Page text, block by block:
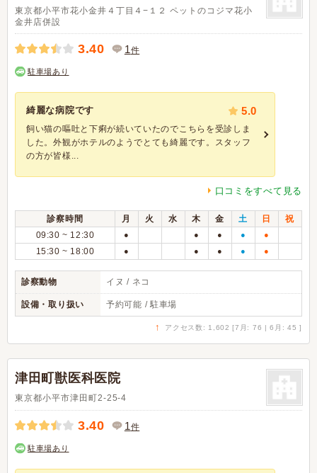
東京都小平市花小金井４丁目４−１２ ペットのコジマ花小
金井店併設
3.40 1件
駐車場あり
綺麗な病院です 5.0
飼い猫の嘔吐と下痢が続いていたのでこちらを受診しま
した。外観がホテルのようでとても綺麗です。スタッフ
の方が皆様...
口コミをすべて見る
診察時間 月 火 水 木 金 土 日
祝
09:30 ~ 12:30
● ● ● ● ●
15:30 ~ 18:00 ● ● ● ● ●
診察動物 イヌ / ネコ
設備・取り扱い 予約可能 / 駐車場
↑ アクセス数: 1,602 [7月: 76 | 6月: 45 ]
津田町獣医科医院
東京都小平市津田町2-25-4
3.40 1件
駐車場あり